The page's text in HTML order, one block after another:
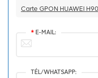
Carte GPON HUAWEI
* E-MAIL:
TÉL/WHATSAPP: